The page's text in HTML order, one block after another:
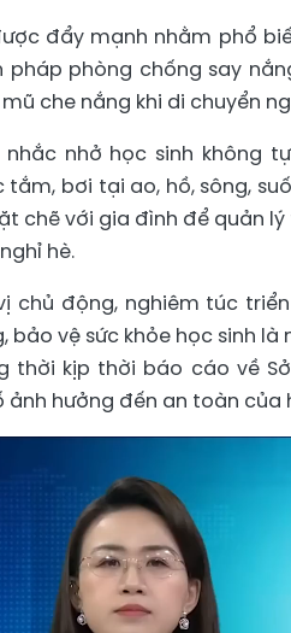
đẩy mạnh nhằm phổ
phòng chống say
che nắng khi di chuyển
nhở học sinh không
bơi tại ao, hồ, sông,
chẽ với gia đình để quản
hè.
chủ động, nghiêm túc
bảo vệ sức khỏe học sinh
kịp thời báo cáo về
hưởng đến an toàn của